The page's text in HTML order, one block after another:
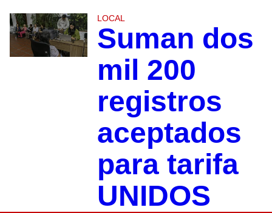
LOCAL
Suman dos
mil 200
registros
aceptados
para tarifa
UNIDOS